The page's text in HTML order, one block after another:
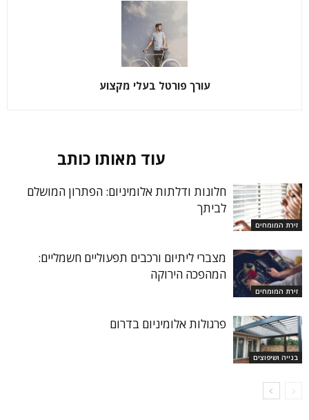
עורך פורטל בעלי מקצוע
עוד מאותו כותב
זירת המומחים
חלונות ודלתות אלומיניום: הפתרון המושלם
לביתך
זירת המומחים
מצברי ליתיום ורכבים תפעוליים חשמליים:
המהפכה הירוקה
בנייה ושיפוצים
פרגולות אלומיניום בדרום